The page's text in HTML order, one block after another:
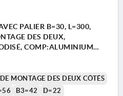
PALIER B=30, L=300,
DES DEUX,
COMP:ALUMINIUM
MONTAGE DES DEUX CÔTÉS
B3=42
D=22